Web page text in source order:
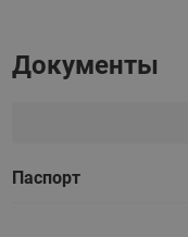
Документы
Паспорт